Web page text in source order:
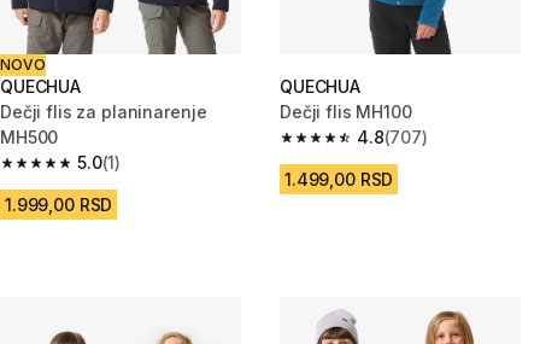
NOVO
QUECHUA
Dečji flis za planinarenje
MH500
5.0
5.0 od 5 zvezdica from 1 Recenzije
(1)
1.999,00 RSD
QUECHUA
Dečji flis MH100
4.8
4.8 od 5 zvezdica from 707
(707)
1.499,00 RSD